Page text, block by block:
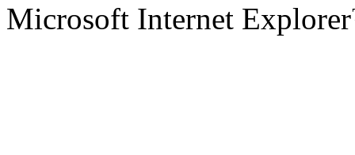
Microsoft Internet